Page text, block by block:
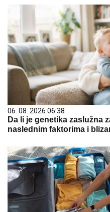
06. 08. 2026 06:38
Da li je genetika zaslužna
naslednim faktorima i